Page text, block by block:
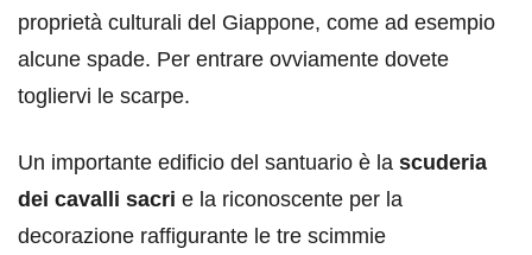
proprietà culturali del Giappone, come ad esempio
alcune spade. Per entrare ovviamente dovete
togliervi le scarpe.
Un importante edificio del santuario è la scuderia
dei cavalli sacri e la riconoscente per la
decorazione raffigurante le tre scimmie